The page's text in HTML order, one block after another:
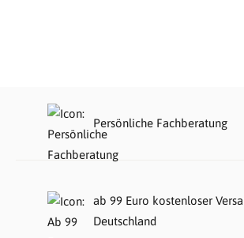
Persönliche Fachberatung
ab 99 Euro kostenloser
Deutschland